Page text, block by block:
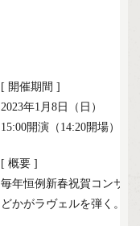
[ 開催期間 ]
2023年1月8日（日）
15:00開演（14:20開場）
[ 概要 ]
毎年恒例新春祝賀コンサ
どかがラヴェルを弾く。